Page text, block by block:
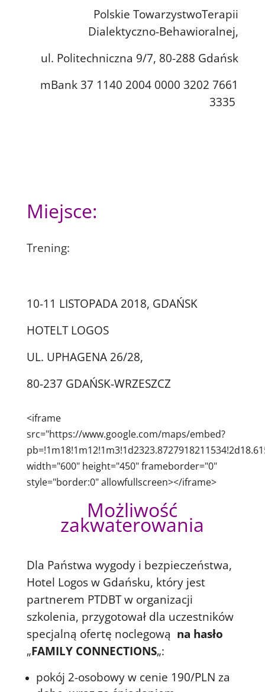
Polskie TowarzystwoTerapii
Dialektyczno-Behawioralnej,
ul. Politechniczna 9/7, 80-288 Gdańsk
mBank 37 1140 2004 0000 3202 7661
3335
Miejsce:
Trening:
10-11 LISTOPADA 2018, GDAŃSK
HOTELT LOGOS
UL. UPHAGENA 26/28,
80-237 GDAŃSK-WRZESZCZ
<iframe
src="https://www.google.com/maps/embed?
width="600" height="450" frameborder="0"
style="border:0" allowfullscreen></iframe>
Możliwość
zakwaterowania
Dla Państwa wygody i bezpieczeństwa,
Hotel Logos w Gdańsku, który jest
partnerem PTDBT w organizacji
szkolenia, przygotował dla uczestników
specjalną ofertę noclegową na hasło
„FAMILY CONNECTIONS„:
pokój 2-osobowy w cenie 190/PLN za